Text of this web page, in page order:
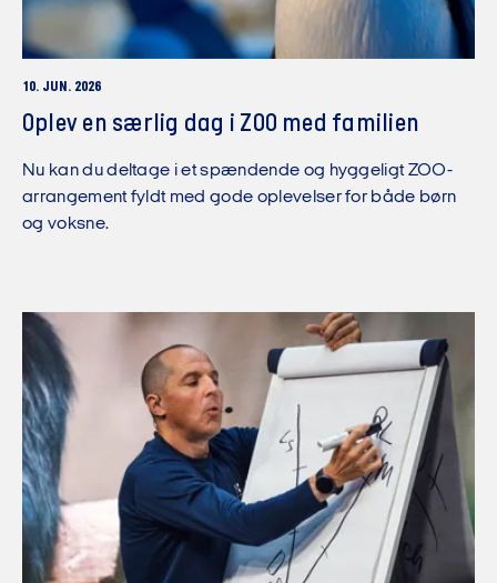
10. JUN. 2026
Oplev en særlig dag i ZOO med familien
Nu kan du deltage i et spændende og hyggeligt ZOO-
arrangement fyldt med gode oplevelser for både børn
og voksne.